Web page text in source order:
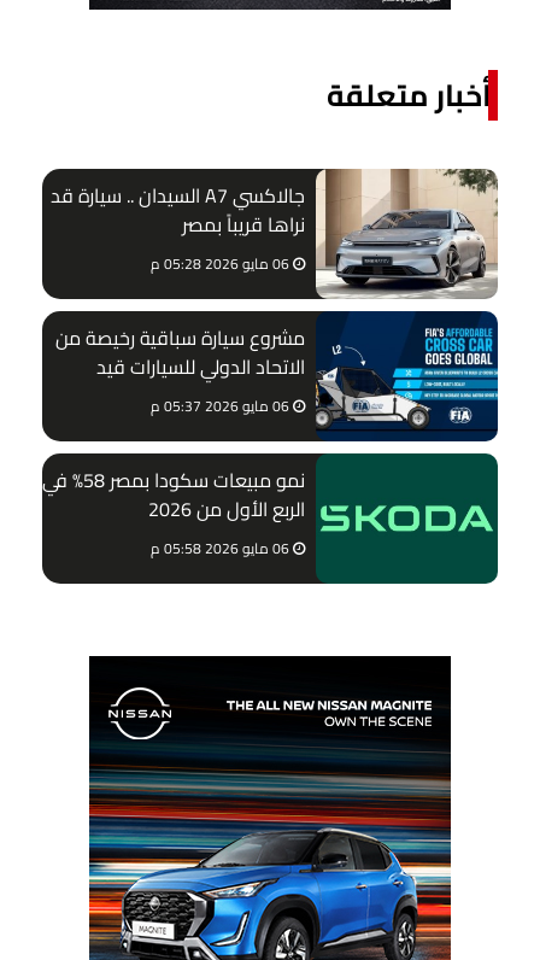
أخبار متعلقة
جالاكسي A7 السيدان .. سيارة قد
نراها قريباً بمصر
06 مايو 2026 05:28 م
مشروع سيارة سباقية رخيصة من
الاتحاد الدولي للسيارات قيد
التنفيذ بمصر
06 مايو 2026 05:37 م
نمو مبيعات سكودا بمصر 58% في
الربع الأول من 2026
06 مايو 2026 05:58 م